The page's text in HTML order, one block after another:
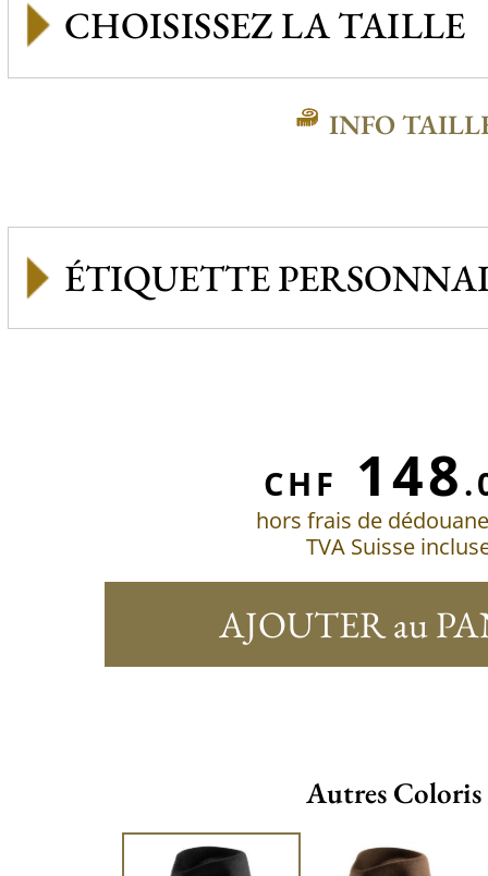
INFO
ÉTIQUETTE
CHF 148
hors frais de
TVA Suisse
AJOUTER au
Autres Coloris